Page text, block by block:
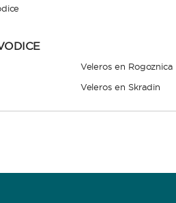
Veleros en Rogoznica
Veleros en Skradin